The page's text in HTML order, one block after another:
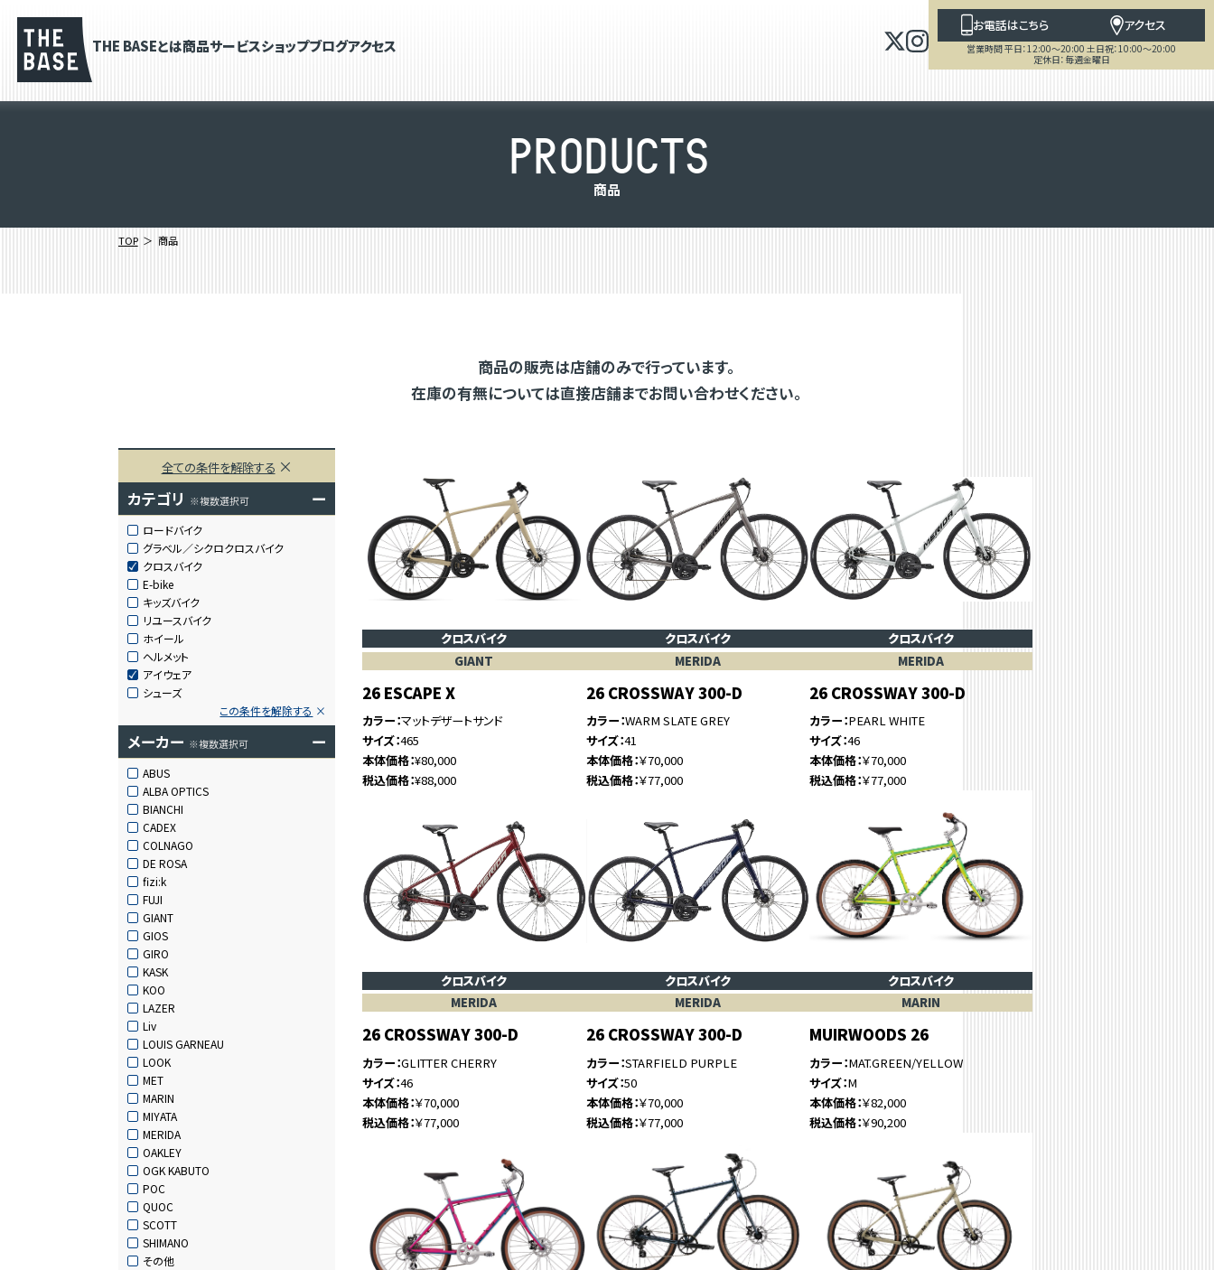
THE BASEとは商品サービスショップブログアクセス
お電話はこちら アクセス
営業時間 平日：12:00～20:00 土日祝：10:00～20:00
定休日：毎週金曜日
PRODUCTS
商品
TOP 商品
商品の販売は店舗のみで行っています。
在庫の有無については直接店舗までお問い合わせください。
全ての条件を解除する
カテゴリ ※複数選択可 ー
ロードバイク
グラベル／シクロクロスバイク
クロスバイク
E-bike
キッズバイク
リユースバイク
ホイール
ヘルメット
アイウェア
シューズ
この条件を解除する
メーカー ※複数選択可 ー
ABUS
ALBA OPTICS
BIANCHI
CADEX
COLNAGO
DE ROSA
fizi:k
FUJI
GIANT
GIOS
GIRO
KASK
KOO
LAZER
Liv
LOUIS GARNEAU
LOOK
MET
MARIN
MIYATA
MERIDA
OAKLEY
OGK KABUTO
POC
QUOC
SCOTT
SHIMANO
その他
クロスバイク
GIANT
26 ESCAPE X
カラー マットデザートサンド
サイズ 465
本体価格 ¥80,000
税込価格 ¥88,000
クロスバイク
MERIDA
26 CROSSWAY 300-D
カラー WARM SLATE GREY
サイズ 41
本体価格 ￥70,000
税込価格 ￥77,000
クロスバイク
MERIDA
26 CROSSWAY 300-D
カラー PEARL WHITE
サイズ 46
本体価格 ￥70,000
税込価格 ￥77,000
クロスバイク
MERIDA
26 CROSSWAY 300-D
カラー GLITTER CHERRY
サイズ 46
本体価格 ￥70,000
税込価格 ￥77,000
クロスバイク
MERIDA
26 CROSSWAY 300-D
カラー STARFIELD PURPLE
サイズ 50
本体価格 ￥70,000
税込価格 ￥77,000
クロスバイク
MARIN
MUIRWOODS 26
カラー MAT.GREEN/YELLOW
サイズ M
本体価格 ￥82,000
税込価格 ￥90,200